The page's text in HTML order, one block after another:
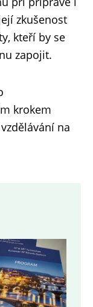
zkušenost
kteří by se
zapojit.
krokem
na